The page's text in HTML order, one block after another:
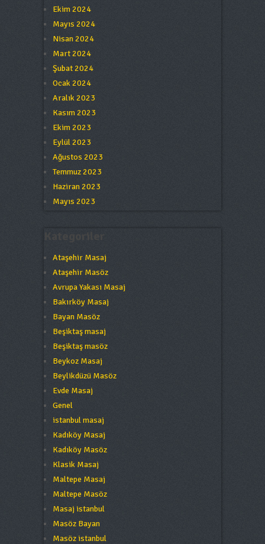
Ekim 2024
Mayıs 2024
Nisan 2024
Mart 2024
Şubat 2024
Ocak 2024
Aralık 2023
Kasım 2023
Ekim 2023
Eylül 2023
Ağustos 2023
Temmuz 2023
Haziran 2023
Mayıs 2023
Ataşehir Masaj
Ataşehir Masöz
Avrupa Yakası Masaj
Bakırköy Masaj
Bayan Masöz
Beşiktaş masaj
Beşiktaş masöz
Beykoz Masaj
Beylikdüzü Masöz
Evde Masaj
Genel
istanbul masaj
Kadıköy Masaj
Kadıköy Masöz
Klasik Masaj
Maltepe Masaj
Maltepe Masöz
Masaj istanbul
Masöz Bayan
Masöz istanbul